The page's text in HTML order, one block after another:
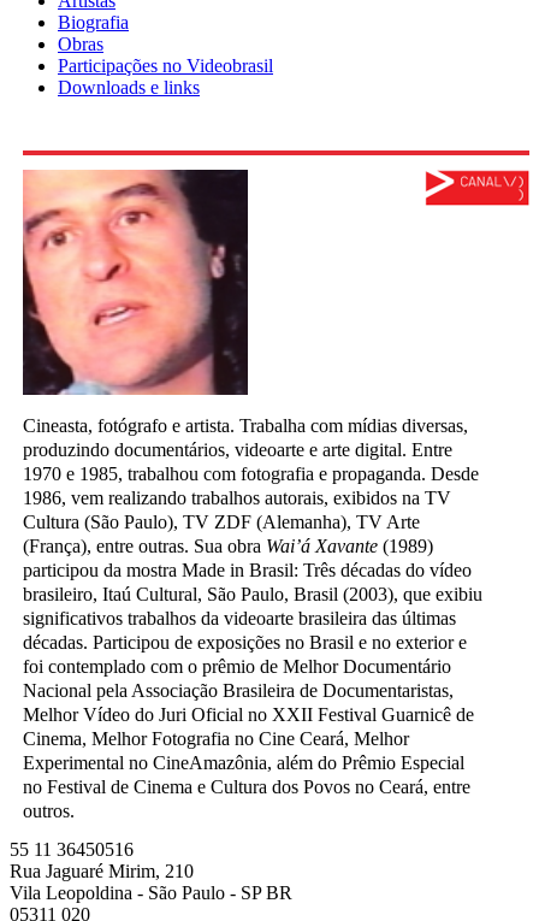
Biografia
Obras
Participações no Videobrasil
Downloads e links
Cineasta, fotógrafo e artista. Trabalha com mídias diversas,
produzindo documentários, videoarte e arte digital. Entre
1970 e 1985, trabalhou com fotografia e propaganda. Desde
1986, vem realizando trabalhos autorais, exibidos na TV
Cultura (São Paulo), TV ZDF (Alemanha), TV Arte
(França), entre outras. Sua obra Wai’á Xavante (1989)
participou da mostra Made in Brasil: Três décadas do vídeo
brasileiro, Itaú Cultural, São Paulo, Brasil (2003), que exibiu
significativos trabalhos da videoarte brasileira das últimas
décadas. Participou de exposições no Brasil e no exterior e
foi contemplado com o prêmio de Melhor Documentário
Nacional pela Associação Brasileira de Documentaristas,
Melhor Vídeo do Juri Oficial no XXII Festival Guarnicê de
Cinema, Melhor Fotografia no Cine Ceará, Melhor
Experimental no CineAmazônia, além do Prêmio Especial
no Festival de Cinema e Cultura dos Povos no Ceará, entre
outros.
55 11 36450516
Rua Jaguaré Mirim, 210
Vila Leopoldina - São Paulo - SP BR
05311 020